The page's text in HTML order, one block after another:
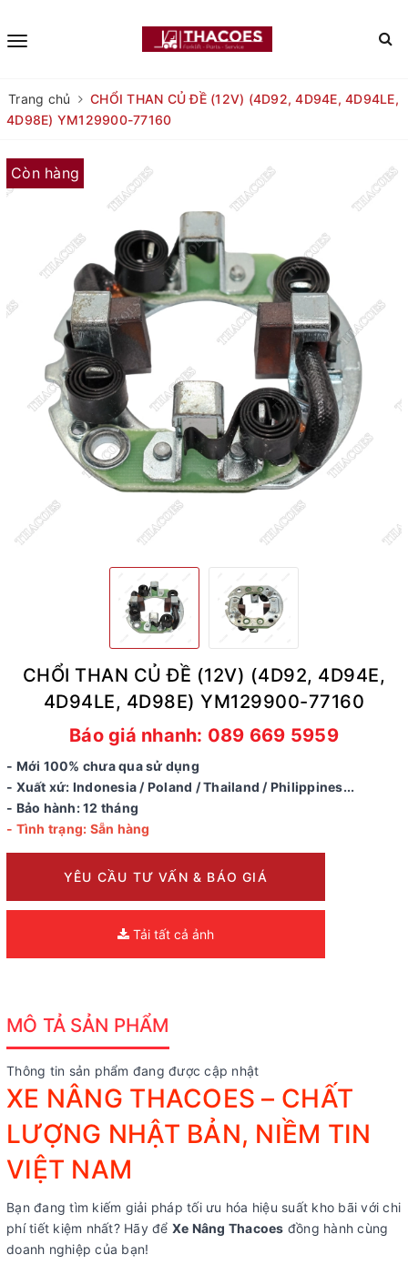
Trang chủ
CHỔI THAN CỦ ĐỀ (12V) (4D92, 4D94E, 4D94LE,
4D98E) YM129900-77160
Còn hàng
CHỔI THAN CỦ ĐỀ (12V) (4D92, 4D94E,
4D94LE, 4D98E) YM129900-77160
Báo giá nhanh: 089 669 5959
- Mới 100% chưa qua sử dụng
- Xuất xứ: Indonesia / Poland / Thailand / Philippines...
- Bảo hành: 12 tháng
- Tình trạng: Sẵn hàng
YÊU CẦU TƯ VẤN & BÁO GIÁ
Tải tất cả ảnh
MÔ TẢ SẢN PHẨM
Thông tin sản phẩm đang được cập nhật
XE NÂNG THACOES – CHẤT
LƯỢNG NHẬT BẢN, NIỀM TIN
VIỆT NAM
Bạn đang tìm kiếm giải pháp tối ưu hóa hiệu suất kho bãi với chi
phí tiết kiệm nhất? Hãy để Xe Nâng Thacoes đồng hành cùng
doanh nghiệp của bạn!